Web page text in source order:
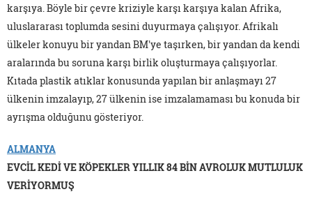
karşıya. Böyle bir çevre kriziyle karşı karşıya kalan Afrika,
uluslararası toplumda sesini duyurmaya çalışıyor. Afrikalı
ülkeler konuyu bir yandan BM'ye taşırken, bir yandan da kendi
aralarında bu soruna karşı birlik oluşturmaya çalışıyorlar.
Kıtada plastik atıklar konusunda yapılan bir anlaşmayı 27
ülkenin imzalayıp, 27 ülkenin ise imzalamaması bu konuda bir
ayrışma olduğunu gösteriyor.
ALMANYA
EVCİL KEDİ VE KÖPEKLER YILLIK 84 BİN AVROLUK MUTLULUK
VERİYORMUŞ